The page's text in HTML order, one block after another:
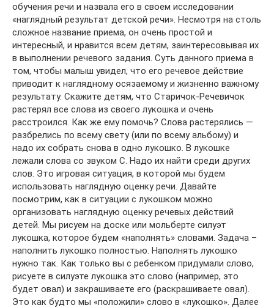
обучения речи и назвала его в своем исследовании
«наглядный результат детской речи». Несмотря на столь
сложное название приема, он очень простой и
интересный, и нравится всем детям, заинтересовывая их
в выполнении речевого задания. Суть данного приема в
том, чтобы малыш увидел, что его речевое действие
приводит к наглядному осязаемому и жизненно важному
результату. Скажите детям, что Старичок-Речевичок
растерял все слова из своего лукошка и очень
расстроился. Как же ему помочь? Слова растерялись —
разбрелись по всему свету (или по всему альбому) и
надо их собрать снова в одно лукошко. В лукошке
лежали слова со звуком С. Надо их найти среди других
слов. Это игровая ситуация, в которой мы будем
использовать наглядную оценку речи. Давайте
посмотрим, как в ситуации с лукошком можно
организовать наглядную оценку речевых действий
детей. Мы рисуем на доске или мольберте силуэт
лукошка, которое будем «наполнять» словами. Задача –
наполнить лукошко полностью. Наполнять лукошко
нужно так. Как только вы с ребенком придумали слово,
рисуете в силуэте лукошка это слово (например, это
будет овал) и закрашиваете его (раскрашиваете овал).
Это как будто мы «положили» слово в «лукошко». Далее